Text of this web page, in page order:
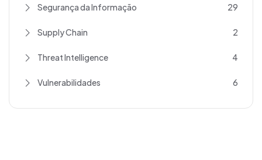
Segurança da Informação 29
Supply Chain 2
Threat Intelligence 4
Vulnerabilidades 6